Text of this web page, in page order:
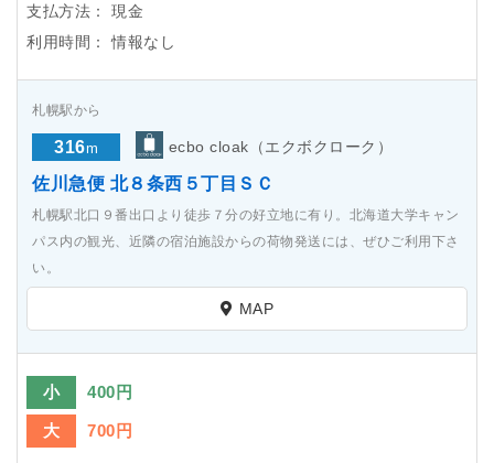
支払方法：
現金
利用時間：
情報なし
札幌駅から
316m ecbo cloak（エクボクローク）
佐川急便 北８条西５丁目ＳＣ
札幌駅北口９番出口より徒歩７分の好立地に有り。北海道大学キャン
パス内の観光、近隣の宿泊施設からの荷物発送には、ぜひご利用下さ
い。
MAP
小 400円
大 700円